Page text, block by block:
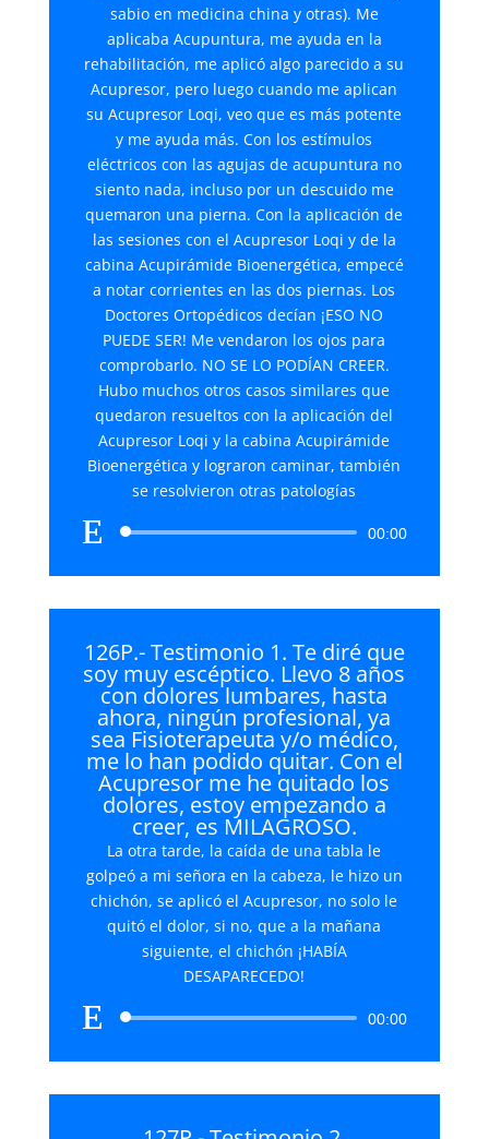
sabio en medicina china y otras). Me
aplicaba Acupuntura, me ayuda en la
rehabilitación, me aplicó algo parecido a su
Acupresor, pero luego cuando me aplican
su Acupresor Loqi, veo que es más potente
y me ayuda más. Con los estímulos
eléctricos con las agujas de acupuntura no
siento nada, incluso por un descuido me
quemaron una pierna. Con la aplicación de
las sesiones con el Acupresor Loqi y de la
cabina Acupirámide Bioenergética, empecé
a notar corrientes en las dos piernas. Los
Doctores Ortopédicos decían ¡ESO NO
PUEDE SER! Me vendaron los ojos para
comprobarlo. NO SE LO PODÍAN CREER.
Hubo muchos otros casos similares que
quedaron resueltos con la aplicación del
Acupresor Loqi y la cabina Acupirámide
Bioenergética y lograron caminar, también
se resolvieron otras patologías
Reproductor
audio
00:00
126P.- Testimonio 1. Te diré que
soy muy escéptico. Llevo 8 años
con dolores lumbares, hasta
ahora, ningún profesional, ya
sea Fisioterapeuta y/o médico,
me lo han podido quitar. Con el
Acupresor me he quitado los
dolores, estoy empezando a
creer, es MILAGROSO.
La otra tarde, la caída de una tabla le
golpeó a mi señora en la cabeza, le hizo un
chichón, se aplicó el Acupresor, no solo le
quitó el dolor, si no, que a la mañana
siguiente, el chichón ¡HABÍA
DESAPARECEDO!
Reproductor
audio
00:00